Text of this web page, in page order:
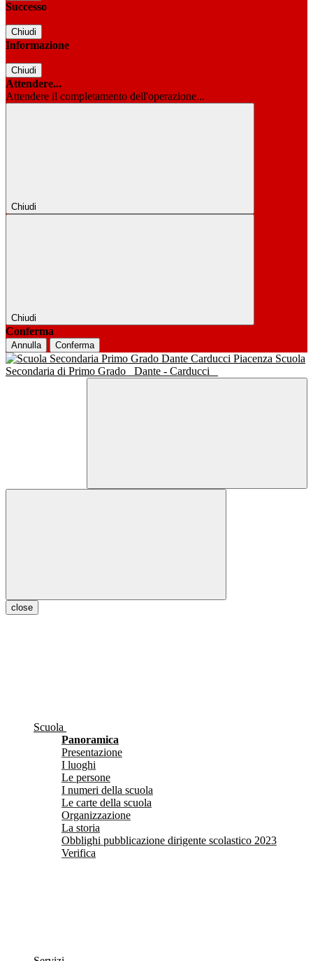
Successo
Chiudi
Informazione
Chiudi
Attendere...
Attendere il completamento dell'operazione...
Chiudi
Chiudi
Conferma
Annulla Conferma
Scuola
Secondaria di Primo Grado
Dante - Carducci
close
Scuola
Panoramica
Presentazione
I luoghi
Le persone
I numeri della scuola
Le carte della scuola
Organizzazione
La storia
Obblighi pubblicazione dirigente scolastico 2023
Verifica